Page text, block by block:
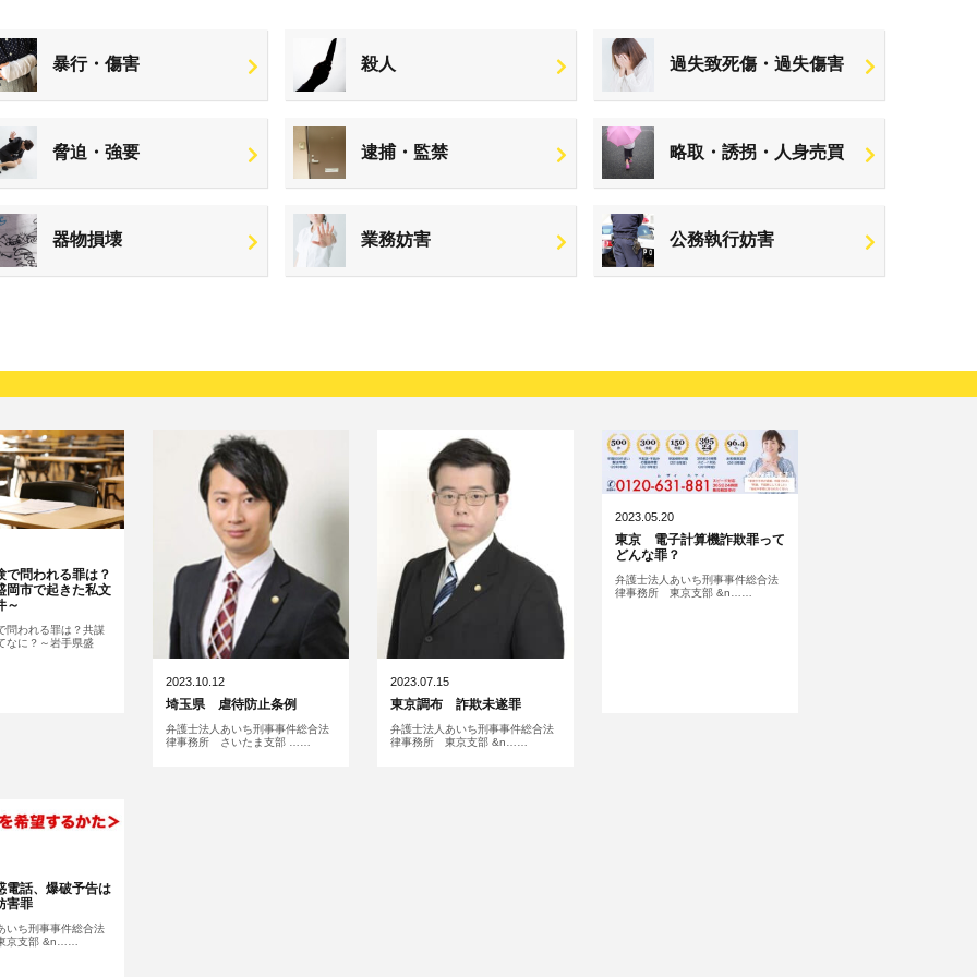
暴行・傷害 殺人 過失致死傷・過失傷害
脅迫・強要 逮捕・監禁 略取・誘拐・人身売買
器物損壊 業務妨害 公務執行妨害
で問われる罪は？
岡市で起きた私文
～
問われる罪は？共謀
なに？～岩手県盛
2023.10.12
埼玉県 虐待防止条例
弁護士法人あいち刑事事件総合法
律事務所 さいたま支部 ……
2023.07.15
東京調布 詐欺未遂罪
弁護士法人あいち刑事事件総合法
律事務所 東京支部 &n……
2023.05.20
東京 電子計算機詐欺罪って
どんな罪？
弁護士法人あいち刑事事件総合法
律事務所 東京支部 &n……
話、爆破予告は
害罪
いち刑事事件総合法
京支部 &n……